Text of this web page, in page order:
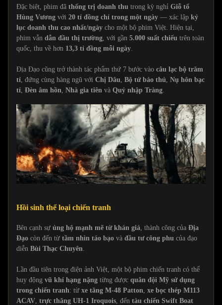
Đặc biệt, phim đã thống trị doanh thu trong kỳ nghỉ Giỗ tổ
Hùng Vương với 20 tỉ đồng chỉ trong một ngày — xác lập kỷ
lục doanh thu cao nhất/ngày cho một bộ phim Việt. Hiện tại,
phim vẫn dẫn đầu thị trường , với gần 5.000 suất chiếu trên toàn
quốc, thu về hơn 13,3 tỉ đồng mỗi ngày
Địa Đạo cũng trở thành tác phẩm thứ 7 bước vào câu lạc bộ trăm
tỉ , đứng cùng hàng ngũ với Chị Dâu Bộ tứ báo thủ Nụ hôn bạc
tỉ Đèn âm hồn Nhà gia tiên và Quỷ nhập Tràng
Hồi sinh thể loại chiến tranh
Bên cạnh sự ủng hộ mạnh mẽ từ khán giả , thành công của Địa
Đạo còn đến từ tầm nhìn táo bạo và đầu tư công phu của đạo
diễn Bùi Thạc Chuyên
Lần đầu tiên trong điện ảnh Việt, một bộ phim chiến tranh có thể
huy động vũ khí hạng nặng từng được quân đội Mỹ sử dụng
trong chiến tranh: từ xe tăng M-48 Patton xe bọc thép M113
ACAV trực thăng UH-1 Iroquois , đến tàu chiến Swift Boat